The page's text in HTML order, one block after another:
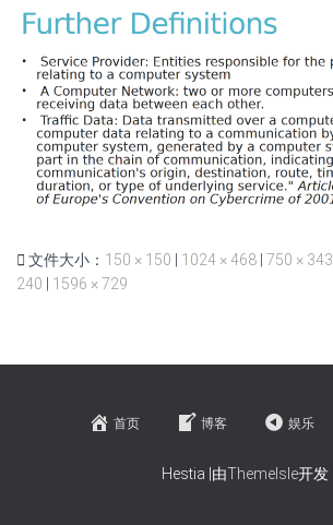
文件大小： 150 × 150 1024 × 468 750 × 343
240
1596 × 729
首页 博客 娱乐
Hestia |由ThemeIsle开发